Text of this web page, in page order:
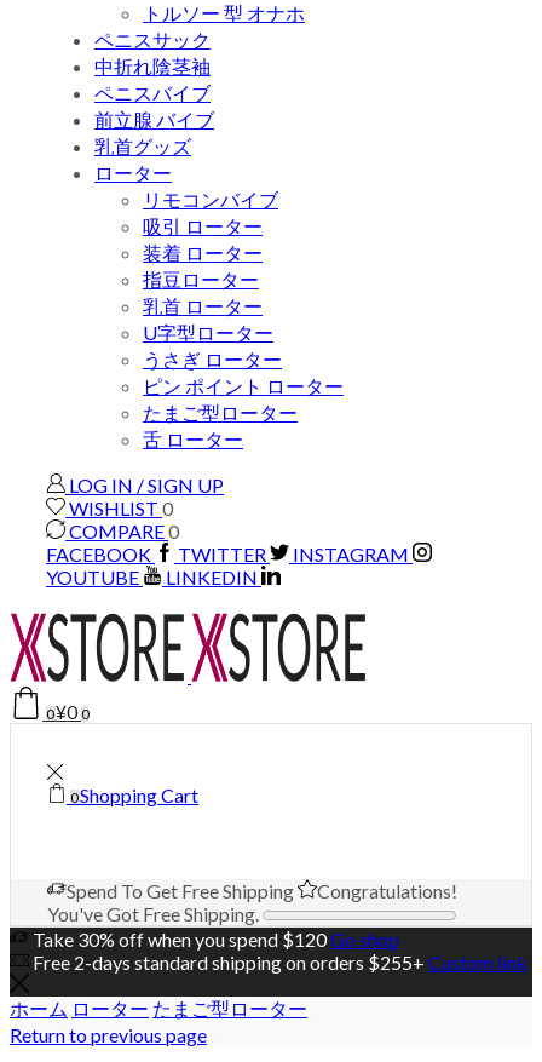
トルソー 型 オナホ
ペニスサック
中折れ陰茎袖
ペニスバイブ
前立腺 バイブ
乳首グッズ
ローター
リモコンバイブ
吸引 ローター
装着 ローター
指豆ローター
乳首 ローター
U字型ローター
うさぎ ローター
ピン ポイント ローター
たまご型ローター
舌 ローター
LOG IN / SIGN UP
WISHLIST 0
COMPARE0
FACEBOOK
TWITTER
INSTAGRAM
YOUTUBE
LINKEDIN
0¥0 0
0Shopping Cart
Spend To Get Free Shipping
Congratulations!
You've Got Free Shipping.
Take 30% off when you spend $120Go shop
Free 2-days standard shipping on orders $255+ Custom link
ホーム ローター たまご型ローター
Return to previous page